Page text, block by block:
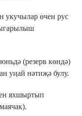
укучылар өчен рус
(резерв көндә)
уңай нәтиҗә булу.
яхшыртып